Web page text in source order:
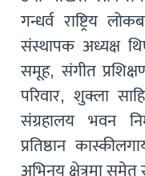
गन्धर्व राष्ट्रिय
संस्थापक अध्यक्ष
समूह, संगीत
परिवार, शुक्ला
संग्रहालय भवन
प्रतिष्ठान